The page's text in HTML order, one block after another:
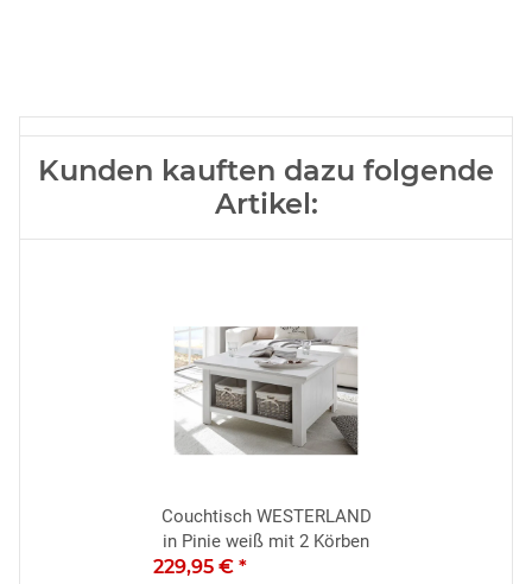
Kunden kauften dazu folgende
Artikel:
Couchtisch WESTERLAND
in Pinie weiß mit 2 Körben
229,95 € *